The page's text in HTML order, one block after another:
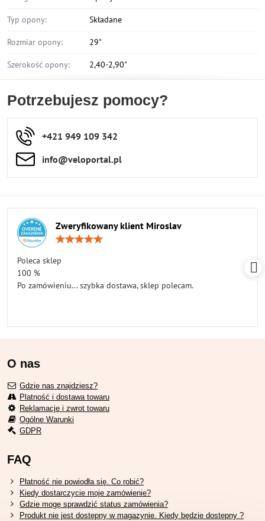
Typ opony: Składane
Rozmiar opony: 29"
Szerokość opony: 2,40-2,90"
Potrzebujesz pomocy?
+421 949 109 342
info​​@veloportal​.pl
Zweryfikowany klient Miroslav
Poleca sklep
100 %
Po zamówieniu... szybka dostawa, sklep polecam.
O nas
Gdzie nas znajdziesz?
Platność i dostawa towaru
Reklamacje i zwrot towaru
Ogólne Warunki
GDPR
FAQ
Płatność nie powiodła się. Co robić?
Kiedy dostarczycie moje zamówienie?
Gdzie mogę sprawdzić status zamówienia?
Produkt nie jest dostępny w magazynie. Kiedy będzie dostępny ?